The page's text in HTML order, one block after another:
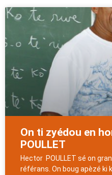
On ti zyédou en
POULLET
Hector POULLET sé on
référans. On boug apèzé ki